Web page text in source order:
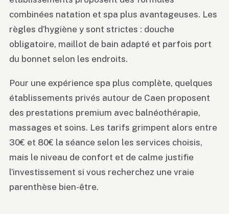
combinées natation et spa plus avantageuses. Les
règles d’hygiène y sont strictes : douche
obligatoire, maillot de bain adapté et parfois port
du bonnet selon les endroits.
Pour une expérience spa plus complète, quelques
établissements privés autour de Caen proposent
des prestations premium avec balnéothérapie,
massages et soins. Les tarifs grimpent alors entre
30€ et 80€ la séance selon les services choisis,
mais le niveau de confort et de calme justifie
l’investissement si vous recherchez une vraie
parenthèse bien-être.